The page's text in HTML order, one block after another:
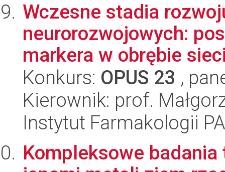
Wczesne stadia
neurorozwojowych:
markera w obrębie
Konkurs: OPUS 23 ,
Kierownik: prof.
Instytut Farmakologii
Kompleksowe